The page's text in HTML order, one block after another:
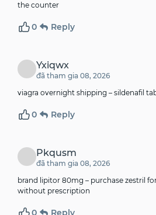
the counter
0 Reply
Yxiqwx
đã tham gia 08, 2026
viagra overnight shipping – sildenafil
0 Reply
Pkqusm
đã tham gia 08, 2026
brand lipitor 80mg – purchase zestril
without prescription